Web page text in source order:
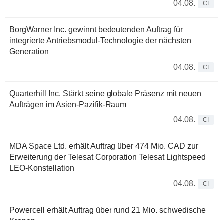
04.08.
CI
BorgWarner Inc. gewinnt bedeutenden Auftrag für
integrierte Antriebsmodul-Technologie der nächsten
Generation
04.08.
CI
Quarterhill Inc. Stärkt seine globale Präsenz mit neuen
Aufträgen im Asien-Pazifik-Raum
04.08.
CI
MDA Space Ltd. erhält Auftrag über 474 Mio. CAD zur
Erweiterung der Telesat Corporation Telesat Lightspeed
LEO-Konstellation
04.08.
CI
Powercell erhält Auftrag über rund 21 Mio. schwedische